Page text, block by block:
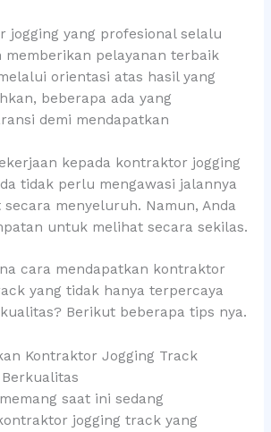
jogging yang profesional selalu
memberikan pelayanan terbaik
orientasi atas hasil yang
beberapa ada yang
demi mendapatkan
kepada kontraktor jogging
tidak perlu mengawasi jalannya
menyeluruh. Namun, Anda
untuk melihat secara sekilas.
cara mendapatkan kontraktor
yang tidak hanya terpercaya
Berikut beberapa tips nya.
Kontraktor Jogging Track
saat ini sedang
jogging track yang